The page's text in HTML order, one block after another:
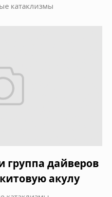
катаклизмы
группа дайверов
акулу